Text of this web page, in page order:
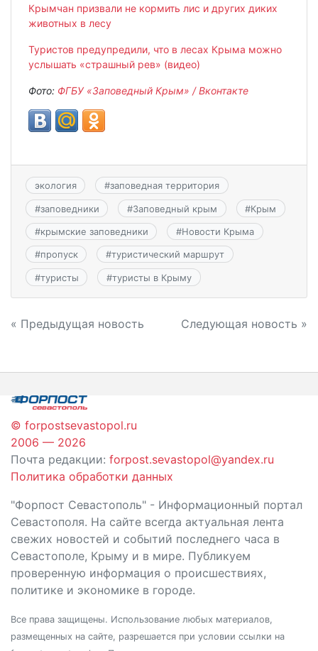
Крымчан призвали не кормить лис и других диких
животных в лесу
Туристов предупредили, что в лесах Крыма можно
услышать «страшный рев» (видео)
Фото: ФГБУ «Заповедный Крым» / Вконтакте
экология #заповедная территория
#заповедники #Заповедный крым #Крым
#крымские заповедники #Новости Крыма
#пропуск #туристический маршрут
#туристы #туристы в Крыму
Навигация
записям
« Предыдущая новость Следующая новость »
© forpostsevastopol.ru
2006 — 2026
Почта редакции: forpost.sevastopol@yandex.ru
Политика обработки данных
"Форпост Севастополь" - Информационный портал
Севастополя. На сайте всегда актуальная лента
свежих новостей и событий последнего часа в
Севастополе, Крыму и в мире. Публикуем
проверенную информация о происшествиях,
политике и экономике в городе.
Все права защищены. Использование любых материалов,
размещенных на сайте, разрешается при условии ссылки на